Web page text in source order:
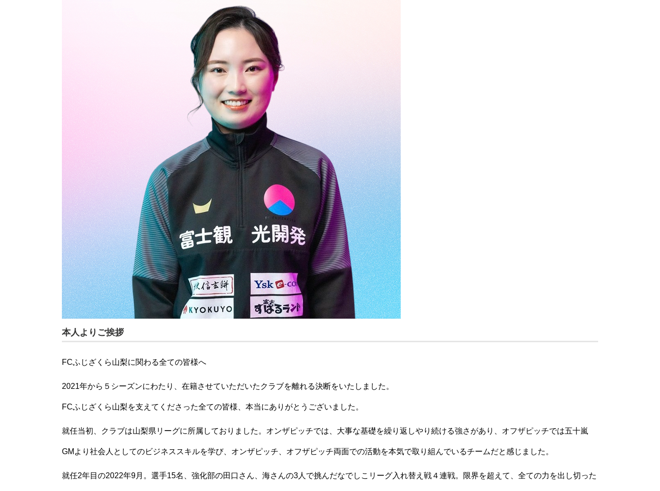
本人よりご挨拶
FCふじざくら山梨に関わる全ての皆様へ
2021年から５シーズンにわたり、在籍させていただいたクラブを離れる決断をいたしました。
FCふじざくら山梨を支えてくださった全ての皆様、本当にありがとうございました。
就任当初、クラブは山梨県リーグに所属しておりました。オンザピッチでは、大事な基礎を繰り返しやり続ける強さがあり、オフザピッチでは五十嵐
GMより社会人としてのビジネススキルを学び、オンザピッチ、オフザピッチ両面での活動を本気で取り組んでいるチームだと感じました。
就任2年目の2022年9月。選手15名、強化部の田口さん、海さんの3人で挑んだなでしこリーグ入れ替え戦４連戦。限界を超えて、全ての力を出し切った